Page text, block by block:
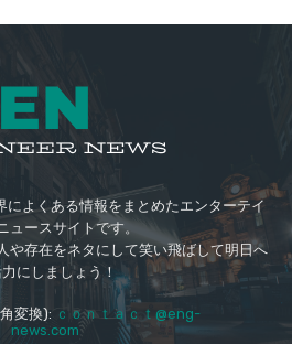
によくある情報をまとめたエンターテイ
ュースサイトです。
や存在をネタにして笑い飛ばして明日へ
にしましょう！
変換): ｃｏｎｔａｃｔ@eng-
news.com